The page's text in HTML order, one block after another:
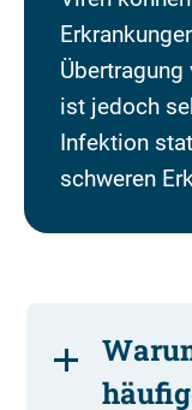
ist jedoch
Infektion
schweren